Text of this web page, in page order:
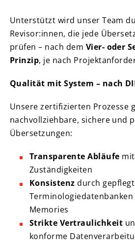
Unterstützt wird unser Team
Revisor:innen, die jede
prüfen – nach dem Vier- oder
Prinzip, je nach
Qualität mit System – nach
Unsere zertifizierten Prozesse
nachvollziehbare, sichere und
Übersetzungen:
Transparente Abläufe
Zuständigkeiten
Konsistenz durch
Memories
Strikte Vertraulichkeit
konforme